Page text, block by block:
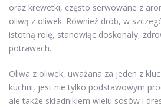
oraz krewetki, często serwowane z
oliwą z oliwek. Również drób, w
istotną rolę, stanowiąc doskonały,
potrawach.
Oliwa z oliwek, uważana za jeden z
kuchni, jest nie tylko podstawowym
ale także składnikiem wielu sosów i